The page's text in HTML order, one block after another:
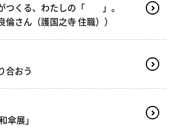
がつくる、わたしの「 」。
倫さん（護国之寺 住職））
合おう
傘展」